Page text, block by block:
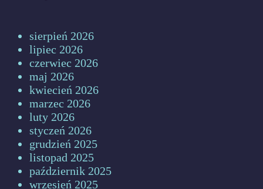
sierpień 2026
lipiec 2026
czerwiec 2026
maj 2026
kwiecień 2026
marzec 2026
luty 2026
styczeń 2026
grudzień 2025
listopad 2025
październik 2025
wrzesień 2025